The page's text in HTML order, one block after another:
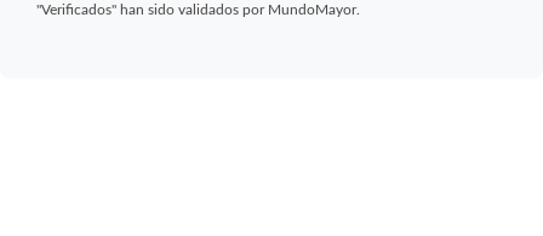
"Verificados" han sido validados por MundoMayor.